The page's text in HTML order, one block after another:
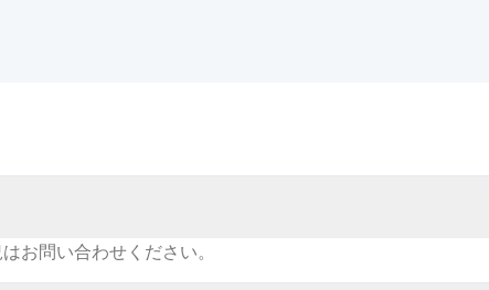
お問い合わせください。